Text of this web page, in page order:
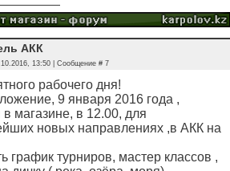
АКК
13:50 | Сообщение # 7
рабочего дня!
9 января 2016 года ,
в магазине, в 12.00, для
новых направлениях ,в АКК на
график турниров, мастер классов ,